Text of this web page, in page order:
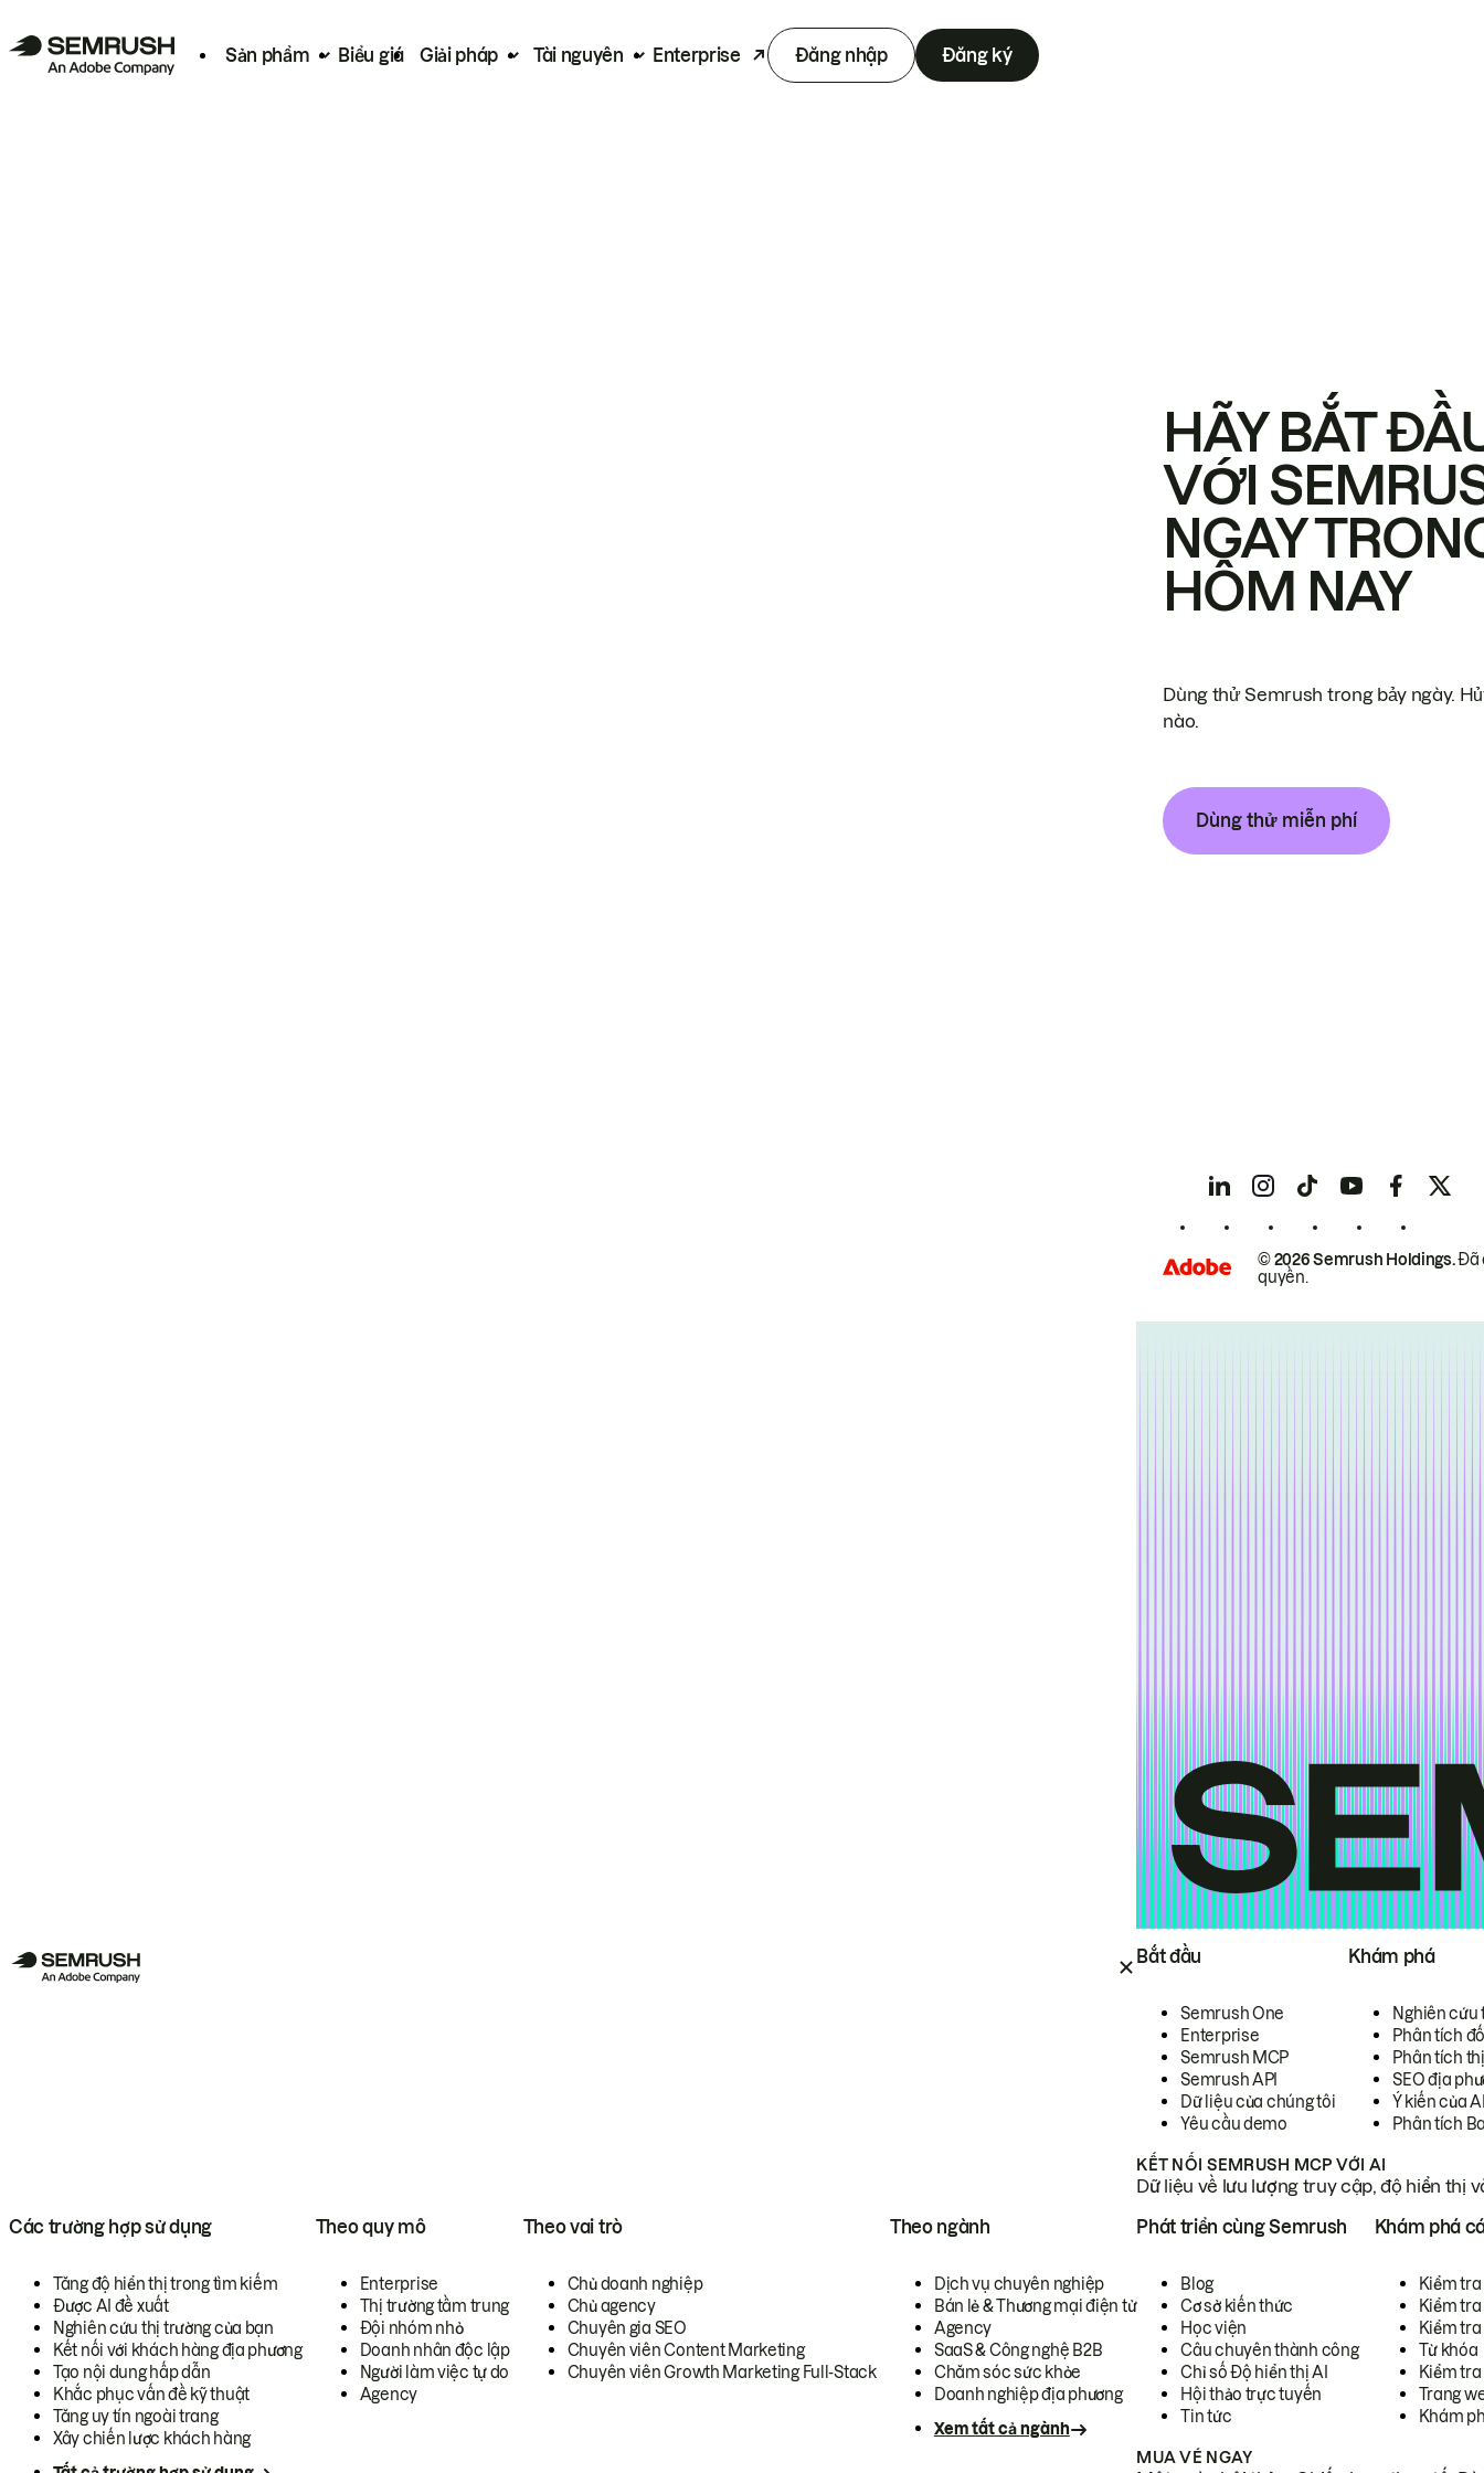
Sản phẩm Biểu giá Giải pháp Tài nguyên Enterprise Đăng nhập Đăng ký
Bắt đầu
Semrush One
Enterprise
Semrush MCP
Semrush API
Dữ liệu của chúng tôi
Yêu cầu demo
Khám phá
Nghiên cứu
Phân tích
Phân tích
SEO địa
Ý kiến của
Phân tích
KẾT NỐI SEMRUSH MCP VỚI AI
Dữ liệu về lưu lượng truy cập, độ hiển thị
Các trường hợp sử dụng
Tăng độ hiển thị trong tìm kiếm
Được AI đề xuất
Nghiên cứu thị trường của bạn
Kết nối với khách hàng địa phương
Tạo nội dung hấp dẫn
Khắc phục vấn đề kỹ thuật
Tăng uy tín ngoài trang
Xây chiến lược khách hàng
Theo quy mô
Enterprise
Thị trường tầm trung
Đội nhóm nhỏ
Doanh nhân độc lập
Người làm việc tự do
Agency
Theo vai trò
Chủ doanh nghiệp
Chủ agency
Chuyên gia SEO
Chuyên viên Content Marketing
Chuyên viên Growth Marketing Full-Stack
Theo ngành
Dịch vụ chuyên nghiệp
Bán lẻ & Thương mại điện tử
Agency
SaaS & Công nghệ B2B
Chăm sóc sức khỏe
Doanh nghiệp địa phương
Xem tất cả ngành
Phát triển cùng Semrush
Blog
Cơ sở kiến thức
Học viện
Câu chuyên thành công
Chỉ số Độ hiển thị AI
Hội thảo trực tuyến
Tin tức
Khám phá
Kiểm
Kiểm tra
Kiểm
Từ khóa
Kiểm
Trang
Khám
MUA VÉ NGAY
HÃY BẮT
VỚI
NGAY
HÔM NAY
Dùng thử Semrush trong bảy ngày.
nào.
Dùng thử miễn phí
© 2026 Semrush Holdings.Đã
quyền.